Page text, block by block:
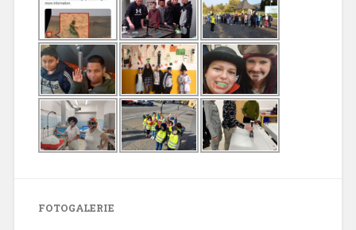
FOTOGALERIE